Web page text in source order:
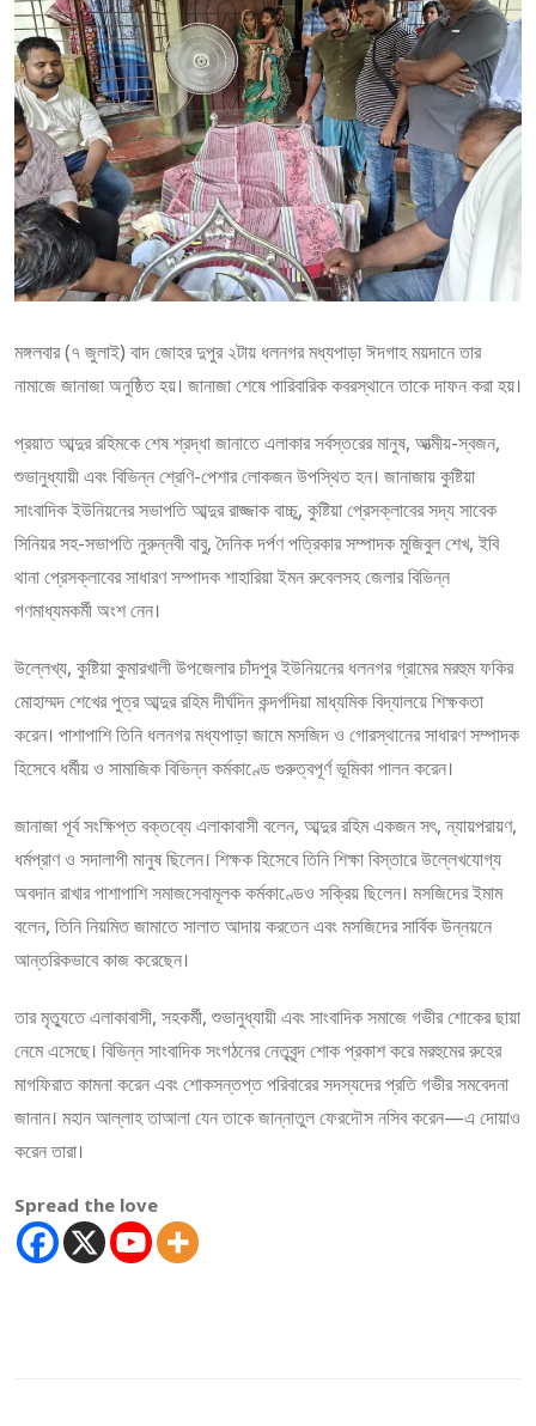
মঙ্গলবার (৭ জুলাই) বাদ জোহর দুপুর ২টায় ধলনগর মধ্যপাড়া ঈদগাহ ময়দানে তার
নামাজে জানাজা অনুষ্ঠিত হয়। জানাজা শেষে পারিবারিক কবরস্থানে তাকে দাফন করা হয়।
প্রয়াত আব্দুর রহিমকে শেষ শ্রদ্ধা জানাতে এলাকার সর্বস্তরের মানুষ, আত্মীয়-স্বজন,
শুভানুধ্যায়ী এবং বিভিন্ন শ্রেণি-পেশার লোকজন উপস্থিত হন। জানাজায় কুষ্টিয়া
সাংবাদিক ইউনিয়নের সভাপতি আব্দুর রাজ্জাক বাচ্চু, কুষ্টিয়া প্রেসক্লাবের সদ্য সাবেক
সিনিয়র সহ-সভাপতি নুরুন্নবী বাবু, দৈনিক দর্পণ পত্রিকার সম্পাদক মুজিবুল শেখ, ইবি
থানা প্রেসক্লাবের সাধারণ সম্পাদক শাহারিয়া ইমন রুবেলসহ জেলার বিভিন্ন
গণমাধ্যমকর্মী অংশ নেন।
উল্লেখ্য, কুষ্টিয়া কুমারখালী উপজেলার চাঁদপুর ইউনিয়নের ধলনগর গ্রামের মরহুম ফকির
মোহাম্মদ শেখের পুত্র আব্দুর রহিম দীর্ঘদিন কন্দর্পদিয়া মাধ্যমিক বিদ্যালয়ে শিক্ষকতা
করেন। পাশাপাশি তিনি ধলনগর মধ্যপাড়া জামে মসজিদ ও গোরস্থানের সাধারণ সম্পাদক
হিসেবে ধর্মীয় ও সামাজিক বিভিন্ন কর্মকাণ্ডে গুরুত্বপূর্ণ ভূমিকা পালন করেন।
জানাজা পূর্ব সংক্ষিপ্ত বক্তব্যে এলাকাবাসী বলেন, আব্দুর রহিম একজন সৎ, ন্যায়পরায়ণ,
ধর্মপ্রাণ ও সদালাপী মানুষ ছিলেন। শিক্ষক হিসেবে তিনি শিক্ষা বিস্তারে উল্লেখযোগ্য
অবদান রাখার পাশাপাশি সমাজসেবামূলক কর্মকাণ্ডেও সক্রিয় ছিলেন। মসজিদের ইমাম
বলেন, তিনি নিয়মিত জামাতে সালাত আদায় করতেন এবং মসজিদের সার্বিক উন্নয়নে
আন্তরিকভাবে কাজ করেছেন।
তার মৃত্যুতে এলাকাবাসী, সহকর্মী, শুভানুধ্যায়ী এবং সাংবাদিক সমাজে গভীর শোকের ছায়া
নেমে এসেছে। বিভিন্ন সাংবাদিক সংগঠনের নেতৃবৃন্দ শোক প্রকাশ করে মরহুমের রুহের
মাগফিরাত কামনা করেন এবং শোকসন্তপ্ত পরিবারের সদস্যদের প্রতি গভীর সমবেদনা
জানান। মহান আল্লাহ তাআলা যেন তাকে জান্নাতুল ফেরদৌস নসিব করেন—এ দোয়াও
করেন তারা।
Spread the love